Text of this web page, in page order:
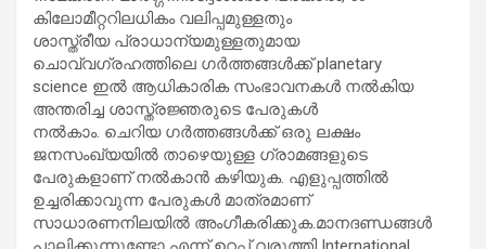
കിലോമീറ്ററിലധികം വലിപ്പമുള്ളതും
ശാസ്ത്രീയ പ്രാധാന്യമുള്ളതുമായ
ചൊവ്വഗ്രഹത്തിലെ ഗർത്തങ്ങൾക്ക് planetary
science ഇൽ ആധികാരിക സംഭാവനകൾ നൽകിയ
അന്തരിച്ച ശാസ്ത്രജ്ഞരുടെ പേരുകൾ
നൽകാം. ചെറിയ ഗർത്തങ്ങൾക്ക് ഒരു ലക്ഷം
ജനസംഖ്യയിൽ താഴെയുള്ള ഗ്രാമങ്ങളുടെ
പേരുകളാണ് നൽകാൻ കഴിയുക. എളുപ്പത്തിൽ
ഉച്ചരിക്കാവുന്ന പേരുകൾ മാത്രമാണ്
സാധാരണനിലയിൽ അംഗീകരിക്കുക.മാനദണ്ഡങ്ങൾ